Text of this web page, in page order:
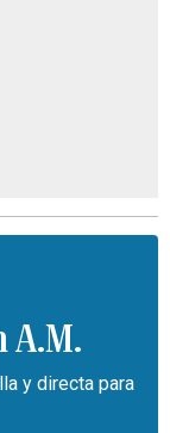
A.M.
y directa para